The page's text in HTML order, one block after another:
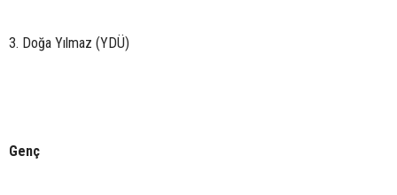
3. Doğa Yılmaz (YDÜ)
Genç